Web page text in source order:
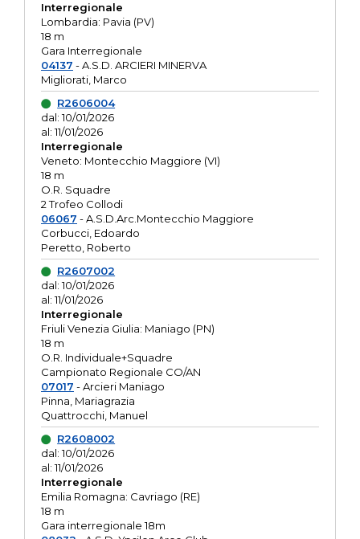
Interregionale
Lombardia: Pavia (PV)
18 m
Gara Interregionale
04137 - A.S.D. ARCIERI MINERVA
Migliorati, Marco
R2606004
dal: 10/01/2026
al: 11/01/2026
Interregionale
Veneto: Montecchio Maggiore (VI)
18 m
O.R. Squadre
2 Trofeo Collodi
06067 - A.S.D.Arc.Montecchio Maggiore
Corbucci, Edoardo
Peretto, Roberto
R2607002
dal: 10/01/2026
al: 11/01/2026
Interregionale
Friuli Venezia Giulia: Maniago (PN)
18 m
O.R. Individuale+Squadre
Campionato Regionale CO/AN
07017 - Arcieri Maniago
Pinna, Mariagrazia
Quattrocchi, Manuel
R2608002
dal: 10/01/2026
al: 11/01/2026
Interregionale
Emilia Romagna: Cavriago (RE)
18 m
Gara interregionale 18m